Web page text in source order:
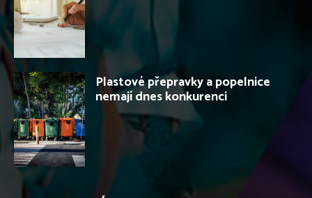
Plastové přepravky a popelnice
nemají dnes konkurenci